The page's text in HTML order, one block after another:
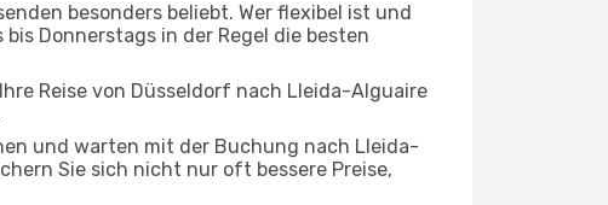
besonders beliebt. Wer flexibel ist und
Donnerstags in der Regel die besten
Reise von Düsseldorf nach Lleida-Alguaire
und warten mit der Buchung nach Lleida-
Sie sich nicht nur oft bessere Preise,